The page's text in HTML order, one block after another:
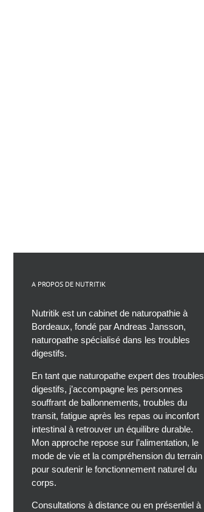
A PROPOS DE NUTRITIK
Nutritik est un cabinet de naturopathie à
Bordeaux, fondé par Andreas Jansson,
naturopathe spécialisé dans les troubles
digestifs.
En tant que naturopathe expert des troubles
digestifs, j’accompagne les personnes
souffrant de ballonnements, troubles du
transit, fatigue après les repas ou inconfort
intestinal à retrouver un équilibre durable.
Mon approche repose sur l’alimentation, le
mode de vie et la compréhension du terrain
pour soutenir le fonctionnement naturel du
corps.
Consultations à distance ou en présentiel à